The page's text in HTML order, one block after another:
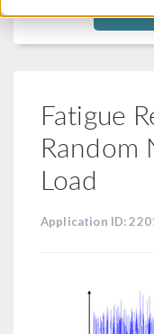
Fatigue
Random
Load
Application ID: